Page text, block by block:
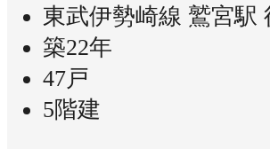
東武伊勢崎線 鷲宮駅
築22年
47戸
5階建